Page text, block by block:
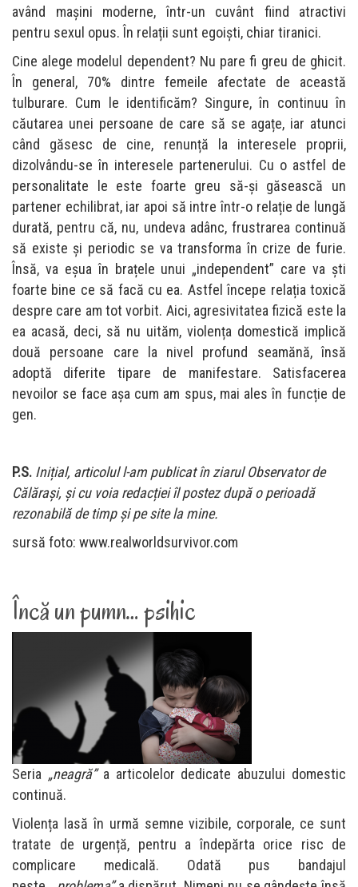
având mașini moderne, într-un cuvânt fiind atractivi
pentru sexul opus. În relații sunt egoiști, chiar tiranici.
Cine alege modelul dependent? Nu pare fi greu de ghicit.
În general, 70% dintre femeile afectate de această
tulburare. Cum le identificăm? Singure, în continuu în
căutarea unei persoane de care să se agațe, iar atunci
când găsesc de cine, renunță la interesele proprii,
dizolvându-se în interesele partenerului. Cu o astfel de
personalitate le este foarte greu să-și găsească un
partener echilibrat, iar apoi să intre într-o relație de lungă
durată, pentru că, nu, undeva adânc, frustrarea continuă
să existe și periodic se va transforma în crize de furie.
Însă, va eșua în brațele unui „independent” care va ști
foarte bine ce să facă cu ea. Astfel începe relația toxică
despre care am tot vorbit. Aici, agresivitatea fizică este la
ea acasă, deci, să nu uităm, violența domestică implică
două persoane care la nivel profund seamănă, însă
adoptă diferite tipare de manifestare. Satisfacerea
nevoilor se face așa cum am spus, mai ales în funcție de
gen.
P.S. Inițial, articolul l-am publicat în ziarul Observator de
Călărași, și cu voia redacției îl postez după o perioadă
rezonabilă de timp și pe site la mine.
sursă foto: www.realworldsurvivor.com
Încă un pumn… psihic
Seria „neagră”a articolelor dedicate abuzului domestic
continuă.
Violența lasă în urmă semne vizibile, corporale, ce sunt
tratate de urgență, pentru a îndepărta orice risc de
complicare medicală. Odată pus bandajul